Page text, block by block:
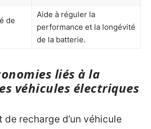
de
Aide à réguler la
performance et la longévité
de la batterie.
liés à la
véhicules électriques
de recharge d’un véhicule